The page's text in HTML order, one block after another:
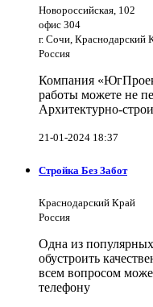
Новороссийская, 102
офис 304
г. Сочи, Краснодарский
Россия
Компания
работы можете не
Архитектурно-
21-01-2024 18:37
Стройка Без Забот
Краснодарский Край
Россия
Одна из
обустроить
всем вопросом
телефону